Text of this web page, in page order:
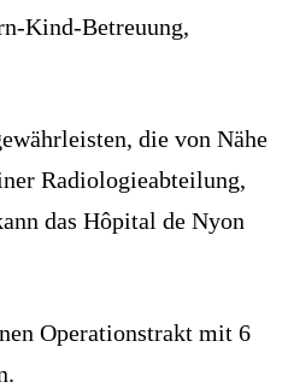
Kind-Betreuung,
die von Nähe
Radiologieabteilung,
das Hôpital de Nyon
Operationstrakt mit 6